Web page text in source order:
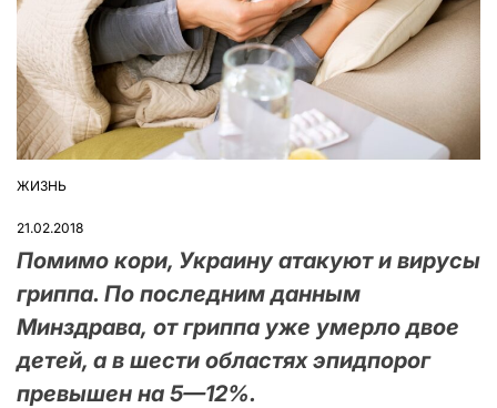
ОПУБЛІКУВАТИ
ЖИЗНЬ
21.02.2018
Помимо кори, Украину атакуют и вирусы
гриппа. По последним данным
Минздрава, от гриппа уже умерло двое
детей, а в шести областях эпидпорог
превышен на 5—12%.